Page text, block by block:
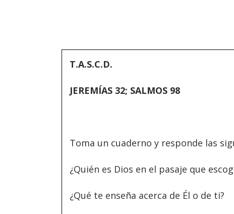
T.A.S.C.D.
JEREMÍAS 32; SALMOS 98
Toma un cuaderno y responde las
¿Quién es Dios en el pasaje que
¿Qué te enseña acerca de Él o de ti?